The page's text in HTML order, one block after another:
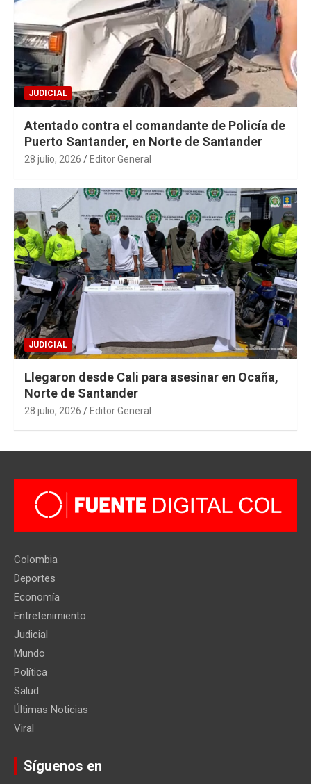
JUDICIAL
Atentado contra el comandante de Policía de
Puerto Santander, en Norte de Santander
28 julio, 2026 Editor General
JUDICIAL
Llegaron desde Cali para asesinar en Ocaña,
Norte de Santander
28 julio, 2026 Editor General
Colombia
Deportes
Economía
Entretenimiento
Judicial
Mundo
Política
Salud
Últimas Noticias
Viral
Síguenos en